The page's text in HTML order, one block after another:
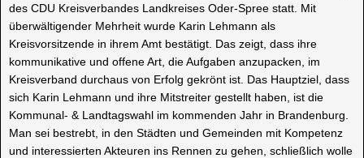
des CDU Kreisverbandes Landkreises Oder-Spree statt. Mit
überwältigender Mehrheit wurde Karin Lehmann als
Kreisvorsitzende in ihrem Amt bestätigt. Das zeigt, dass ihre
kommunikative und offene Art, die Aufgaben anzupacken, im
Kreisverband durchaus von Erfolg gekrönt ist. Das Hauptziel, dass
sich Karin Lehmann und ihre Mitstreiter gestellt haben, ist die
Kommunal- & Landtagswahl im kommenden Jahr in Brandenburg.
Man sei bestrebt, in den Städten und Gemeinden mit Kompetenz
und interessierten Akteuren ins Rennen zu gehen, schließlich wolle